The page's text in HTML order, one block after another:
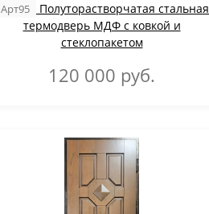
Арт95
Полуторастворчатая стальная
термодверь МДФ с ковкой и
стеклопакетом
120 000 руб.